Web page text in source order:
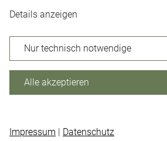
Facebook
©2025 Stimbekhof
Nur technisch notwendige
Details anzeigen
Alle akzeptieren
Impressum | Datenschutz